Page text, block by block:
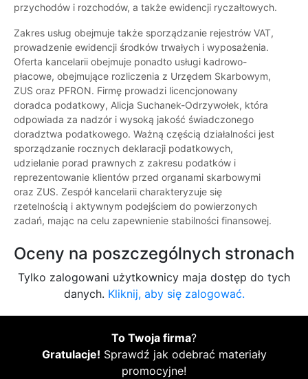
przychodów i rozchodów, a także ewidencji ryczałtowych.
Zakres usług obejmuje także sporządzanie rejestrów VAT,
prowadzenie ewidencji środków trwałych i wyposażenia.
Oferta kancelarii obejmuje ponadto usługi kadrowo-
płacowe, obejmujące rozliczenia z Urzędem Skarbowym,
ZUS oraz PFRON. Firmę prowadzi licencjonowany
doradca podatkowy, Alicja Suchanek-Odrzywołek, która
odpowiada za nadzór i wysoką jakość świadczonego
doradztwa podatkowego. Ważną częścią działalności jest
sporządzanie rocznych deklaracji podatkowych,
udzielanie porad prawnych z zakresu podatków i
reprezentowanie klientów przed organami skarbowymi
oraz ZUS. Zespół kancelarii charakteryzuje się
rzetelnością i aktywnym podejściem do powierzonych
zadań, mając na celu zapewnienie stabilności finansowej.
Oceny na poszczególnych stronach
Tylko zalogowani użytkownicy maja dostęp do tych
danych. Kliknij, aby się zalogować.
To Twoja firma?
Gratulacje! Sprawdź jak odebrać materiały
promocyjne!